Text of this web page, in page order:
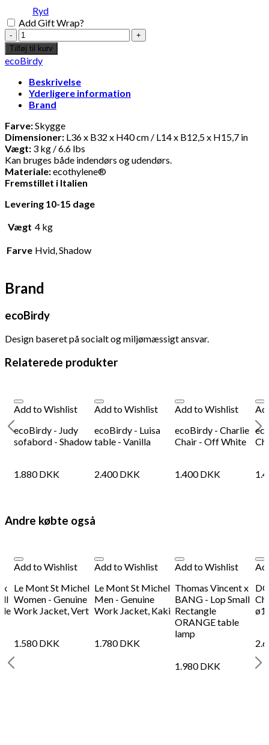
Ryd
Add Gift Wrap?
ecoBirdy
-
Judy
sofabord
-
Hvid
antal
Tilføj til kurv
ecoBirdy
Beskrivelse
Yderligere information
Brand
Farve:Skygge
Dimensioner: L36 x B32 x H40 cm / L14 x B12,5 x H15,7 in
Vægt: 3 kg / 6.6 lbs
Kan bruges både indendørs og udendørs.
Materiale:ecothylene®
Fremstillet i Italien
Levering 10-15 dage
Vægt 4 kg
Farve Hvid, Shadow
Brand
ecoBirdy
Design baseret på socialt og miljømæssigt ansvar.
Relaterede produkter
Add to Wishlist
ecoBirdy - Judy
sofabord - Shadow
1.880DKK
Add to Wishlist
ecoBirdy - Luisa
table - Vanilla
2.400DKK
Add to Wishlist
ecoBirdy - Charlie
Chair - Off White
1.400DKK
Andre købte også
x
Add to Wishlist
Le Mont St Michel
Women - Genuine
Work Jacket, Vert
1.580DKK
Add to Wishlist
Le Mont St Michel
Men - Genuine
Work Jacket, Kaki
1.780DKK
Add to Wishlist
Thomas Vincent x
BANG - Lop Small
Rectangle
ORANGE table
lamp
1.980DKK